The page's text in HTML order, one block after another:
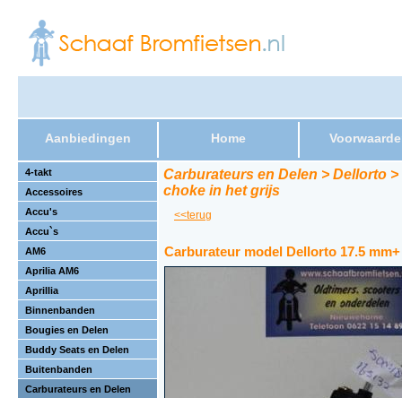
Aanbiedingen Home
4-takt
Accessoires
Accu's
Accu`s
AM6
Aprilia AM6
Aprillia
Binnenbanden
Bougies en Delen
Buddy Seats en Delen
Buitenbanden
Carburateurs en Delen
Carburateurs en Delen > Dellorto
choke in het grijs
<<terug
Carburateur model Dellorto 17.5